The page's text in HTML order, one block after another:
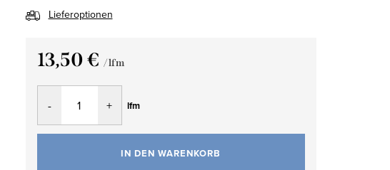
Lieferoptionen
13,50 € / lfm
Verkaufspreis:
lfm
IN DEN WARENKORB